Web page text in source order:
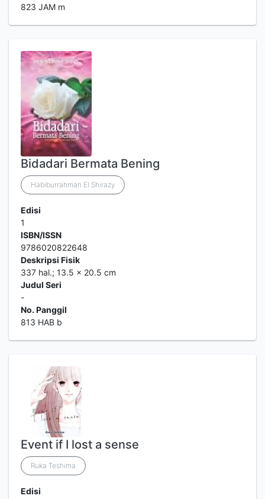
823 JAM m
Bidadari Bermata Bening
Habiburrahman El Shirazy
Edisi
1
ISBN/ISSN
9786020822648
Deskripsi Fisik
337 hal.; 13.5 x 20.5 cm
Judul Seri
-
No. Panggil
813 HAB b
Event if I lost a sense
Ruka Teshima
Edisi